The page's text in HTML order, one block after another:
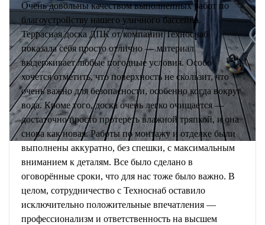
Очень довольны качеством выполненных работ по
благоустройству нашего уличного бассейна.
Террасная доска ДПК от компании Техноснаб
показала себя просто отлично — материал
выдерживает любые погодные условия. Особо
хочется отметить, что поверхность не скользит, что
очень важно для безопасности, особенно когда вокруг
вода. Кроме того, доска очень легко очищается —
достаточно просто протереть влажной тряпкой, и она
снова как новая. Работы по монтажу и отделке были
выполнены аккуратно, без спешки, с максимальным
вниманием к деталям. Все было сделано в
оговорённые сроки, что для нас тоже было важно. В
целом, сотрудничество с Техноснаб оставило
исключительно положительные впечатления —
профессионализм и ответственность на высшем